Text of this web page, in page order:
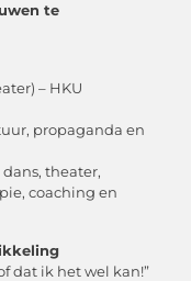
te
– HKU
propaganda en
theater,
coaching en
dat ik het wel kan!”